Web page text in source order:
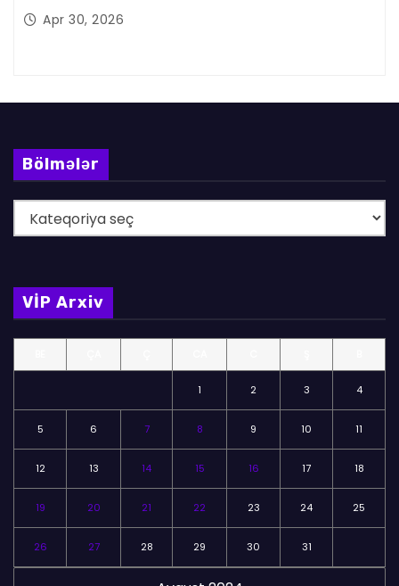
Apr 30, 2026
Bölmələr
ö
m
l
VİP Arxiv
1 2 3 4
5 6 7 8 9 10 11
12 13 14 15 16 17 18
19 20 21 22 23 24 25
26 27 28 29 30 31